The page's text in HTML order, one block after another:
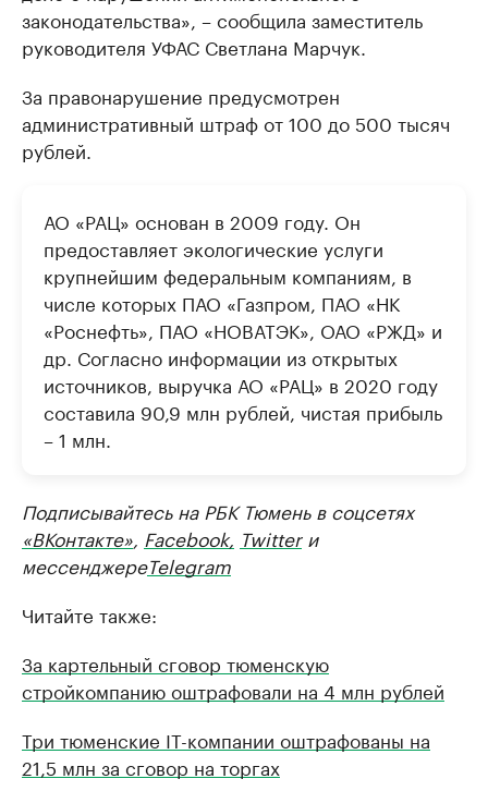
законодательства», – сообщила заместитель
руководителя УФАС Светлана Марчук.
За правонарушение предусмотрен
административный штраф от 100 до 500 тысяч
рублей.
АО «РАЦ» основан в 2009 году. Он
предоставляет экологические услуги
крупнейшим федеральным компаниям, в
числе которых ПАО «Газпром, ПАО «НК
«Роснефть», ПАО «НОВАТЭК», ОАО «РЖД» и
др. Согласно информации из открытых
источников, выручка АО «РАЦ» в 2020 году
составила 90,9 млн рублей, чистая прибыль
– 1 млн.
Подписывайтесь на РБК Тюмень в соцсетях
«ВКонтакте» Facebook, Twitterи
мессенджереTelegram
Читайте также:
За картельный сговор тюменскую
стройкомпанию оштрафовали на 4 млн рублей
Три тюменские IT-компании оштрафованы на
21,5 млн за сговор на торгах